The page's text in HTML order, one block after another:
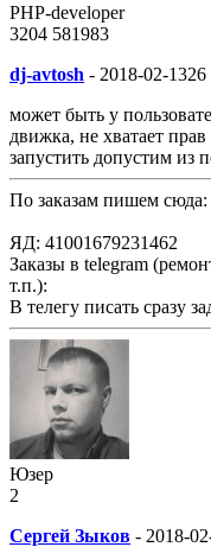
PHP-developer
3204 581983
dj-avtosh - 2018-02-1326
может быть у
движка, не хватает
запустить допустим из
По заказам пишем сюда:
ЯД: 41001679231462
Заказы в telegram
т.п.):
В телегу писать сразу
Юзер
2
Сергей Зыков - 2018-